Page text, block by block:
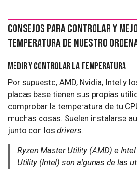
Consejos para controlar y
temperatura de nuestro
Medir y controlar la temperatura
Por supuesto, AMD, Nvidia, Intel y
placas base tienen sus propias
comprobar la temperatura de tu
muchas cosas. Suelen instalarse
junto con los drivers.
Ryzen Master Utility (AMD) e
Utility (Intel) son algunas de las